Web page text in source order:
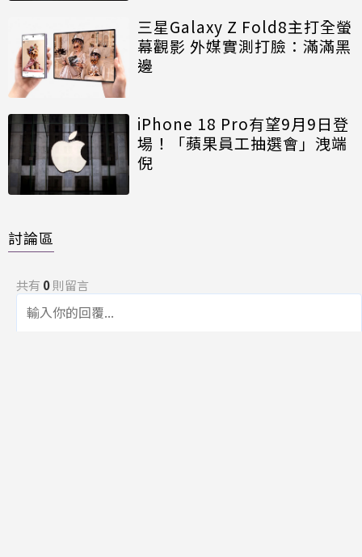
三星Galaxy Z Fold8主打全螢
幕觀影 外媒實測打臉：滿滿黑
邊
iPhone 18 Pro有望9月9日登
場！「蘋果員工抽選會」洩端
倪
討論區
共有 0則留言